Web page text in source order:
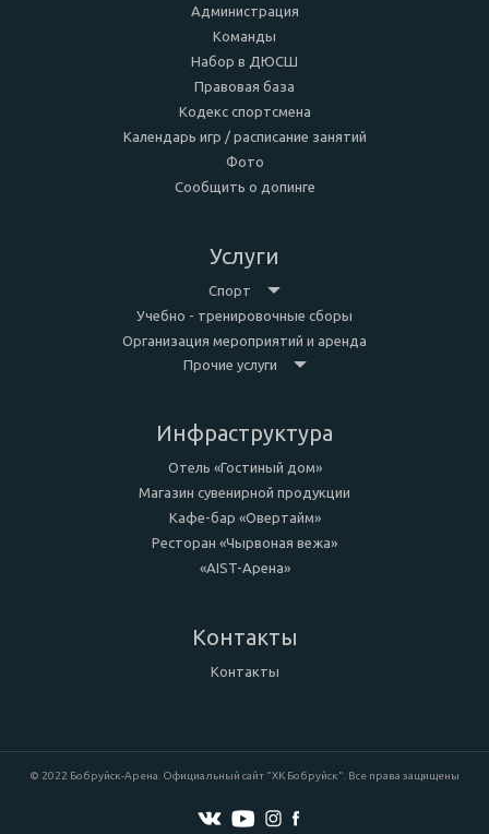
Администрация
Команды
Набор в ДЮСШ
Правовая база
Кодекс спортсмена
Календарь игр / расписание занятий
Фото
Сообщить о допинге
Услуги
Спорт
Учебно - тренировочные сборы
Организация мероприятий и аренда
Прочие услуги
Инфраструктура
Отель «Гостиный дом»
Магазин сувенирной продукции
Кафе-бар «Овертайм»
Ресторан «Чырвоная вежа»
«AIST-Арена»
Контакты
Контакты
© 2022 Бобруйск-Арена. Официальный сайт "ХК Бобруйск". Все права защищены